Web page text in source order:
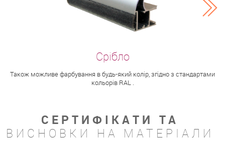
Також можливе фарбування в будь-який колір, згідно з стандартами
кольорів RAL .
СЕРТИФІКАТИ ТА
ВИСНОВКИ НА МАТЕРІАЛИ